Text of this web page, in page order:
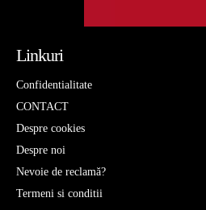
Linkuri
Confidentialitate
CONTACT
Despre cookies
Despre noi
Nevoie de reclamă?
Termeni si conditii